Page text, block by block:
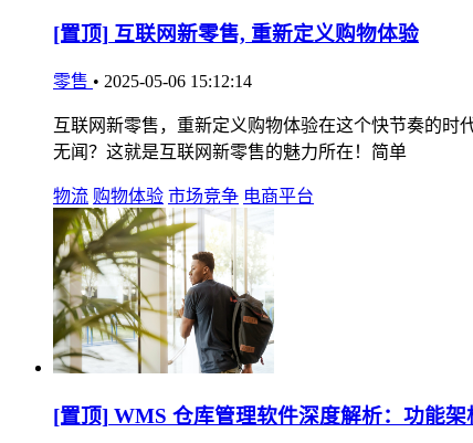
[置顶] 互联网新零售, 重新定义购物体验
零售 • 2025-05-06 15:12:14
互联网新零售，重新定义购物体验在这个快节奏的
无闻？这就是互联网新零售的魅力所在！简单
物流 购物体验 市场竞争 电商平台
[置顶] WMS 仓库管理软件深度解析：功能